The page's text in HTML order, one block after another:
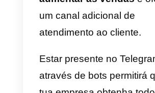
aplicações de
oferecem mais
para os business.